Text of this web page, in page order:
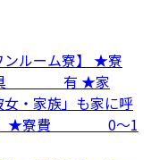
ンルーム寮】 ★寮
具 有 ★家
家族」も家に呼
寮】 ★寮費 0～1